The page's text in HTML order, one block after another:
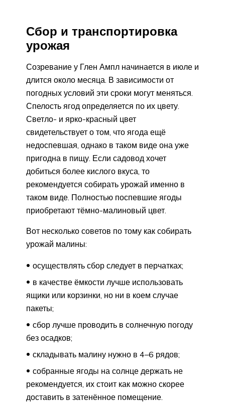
Сбор и транспортировка
урожая
Созревание у Глен Ампл начинается в июле и
длится около месяца. В зависимости от
погодных условий эти сроки могут меняться.
Спелость ягод определяется по их цвету.
Светло- и ярко-красный цвет
свидетельствует о том, что ягода ещё
недоспевшая, однако в таком виде она уже
пригодна в пищу. Если садовод хочет
добиться более кислого вкуса, то
рекомендуется собирать урожай именно в
таком виде. Полностью поспевшие ягоды
приобретают тёмно-малиновый цвет.
Вот несколько советов по тому как собирать
урожай малины:
осуществлять сбор следует в перчатках;
в качестве ёмкости лучше использовать
ящики или корзинки, но ни в коем случае
пакеты;
сбор лучше проводить в солнечную погоду
без осадков;
складывать малину нужно в 4–6 рядов;
собранные ягоды на солнце держать не
рекомендуется, их стоит как можно скорее
доставить в затенённое помещение.